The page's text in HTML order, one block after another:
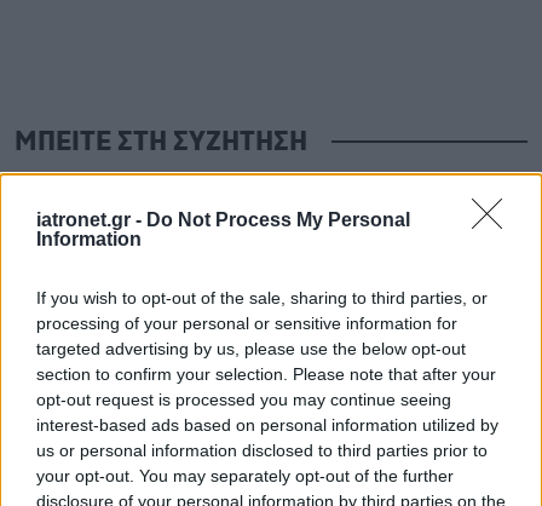
iatronet.gr - Do Not Process My Personal
Information
If you wish to opt-out of the sale, sharing to third parties, or
processing of your personal or sensitive information for
targeted advertising by us, please use the below opt-out
section to confirm your selection. Please note that after your
opt-out request is processed you may continue seeing
interest-based ads based on personal information utilized by
us or personal information disclosed to third parties prior to
your opt-out. You may separately opt-out of the further
disclosure of your personal information by third parties on the
ΜΠΕΙΤΕ ΣΤΗ ΣΥΖΗΤΗΣΗ
Loading...